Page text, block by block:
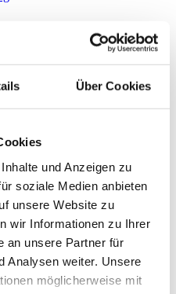
Über Cookies
und Anzeigen zu
soziale Medien anbieten
unsere Website zu
wir Informationen zu Ihrer
an unsere Partner für
Analysen weiter. Unsere
möglicherweise mit
Kirchplatz
in Frastanz
Au